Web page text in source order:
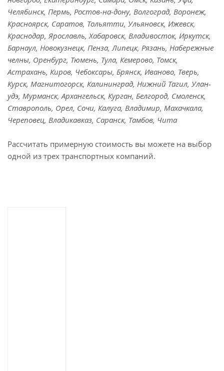
Челябинск, Пермь, Ростов-на-дону, Волгоград, Воронеж,
Красноярск, Саратов, Тольятти, Ульяновск, Ижевск,
Краснодар, Ярославль, Хабаровск, Владивосток, Иркутск,
Барнаул, Новокузнецк, Пенза, Липецк, Рязань, Набережные
челны, Оренбург, Тюмень, Тула, Кемерово, Томск,
Астрахань, Киров, Чебоксары, Брянск, Иваново, Тверь,
Курск, Магнитогорск, Калининград, Нижний Тагил, Улан-
удэ, Мурманск, Архангельск, Курган, Белгород, Смоленск,
Ставрополь, Орел, Сочи, Калуга, Владимир, Махачкала,
Череповец, Владикавказ, Саранск, Тамбов, Чита
Рассчитать примерную стоимость вы можете на выбор
одной из трех транспортных компаний.